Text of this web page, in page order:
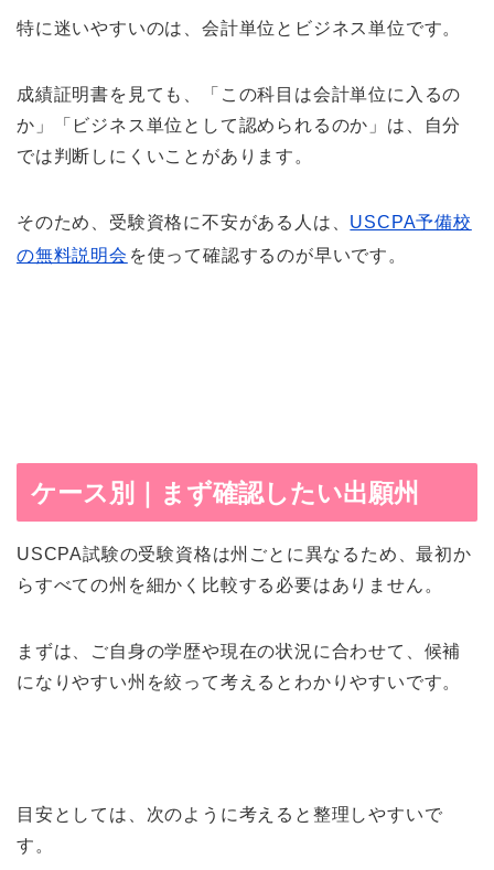
特に迷いやすいのは、会計単位とビジネス単位です。
成績証明書を見ても、「この科目は会計単位に入るの
か」「ビジネス単位として認められるのか」は、自分
では判断しにくいことがあります。
そのため、受験資格に不安がある人は、 USCPA予備校
の無料説明会 を使って確認するのが早いです。
ケース別｜まず確認したい出願州
USCPA試験の受験資格は州ごとに異なるため、最初か
らすべての州を細かく比較する必要はありません。
まずは、ご自身の学歴や現在の状況に合わせて、候補
になりやすい州を絞って考えるとわかりやすいです。
目安としては、次のように考えると整理しやすいで
す。